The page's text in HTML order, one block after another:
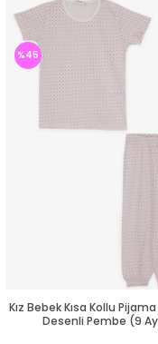
Kız Bebek Kısa Kollu Pijama
Desenli Pembe (9
%45